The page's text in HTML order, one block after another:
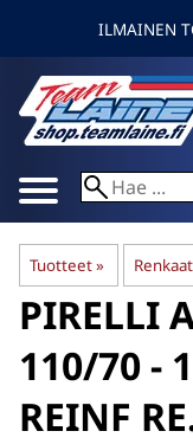
ILMAINEN
Tuotteet‪» Renkaat
PIRELLI
110/70 -
REINF